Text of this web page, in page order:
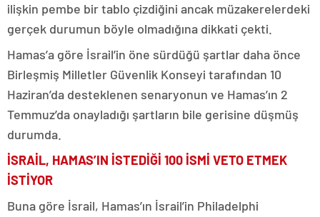
ilişkin pembe bir tablo çizdiğini ancak müzakerelerdeki
gerçek durumun böyle olmadığına dikkati çekti.
Hamas’a göre İsrail’in öne sürdüğü şartlar daha önce
Birleşmiş Milletler Güvenlik Konseyi tarafından 10
Haziran’da desteklenen senaryonun ve Hamas’ın 2
Temmuz’da onayladığı şartların bile gerisine düşmüş
durumda.
İSRAİL, HAMAS’IN İSTEDİĞİ 100 İSMİ VETO ETMEK
İSTİYOR
Buna göre İsrail, Hamas’ın İsrail’in Philadelphi​​​​​​​